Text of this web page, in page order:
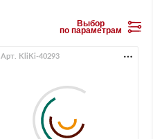
Выбор
по параметрам
Арт. KliKi-40293